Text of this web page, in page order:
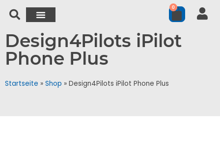
0
Design4Pilots iPilot
Phone Plus
Startseite » Shop » Design4Pilots iPilot Phone Plus